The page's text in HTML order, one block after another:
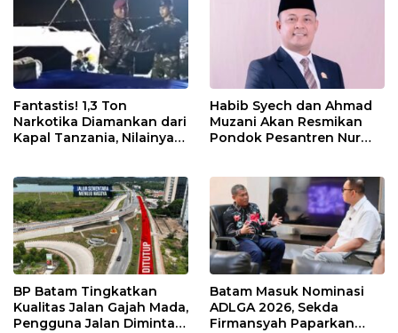
Fantastis! 1,3 Ton
Narkotika Diamankan dari
Kapal Tanzania, Nilainya
Habib Syech dan Ahmad
Muzani Akan Resmikan
Pondok Pesantren Nur
BP Batam Tingkatkan
Kualitas Jalan Gajah Mada,
Pengguna Jalan Diminta
Batam Masuk Nominasi
ADLGA 2026, Sekda
Firmansyah Paparkan